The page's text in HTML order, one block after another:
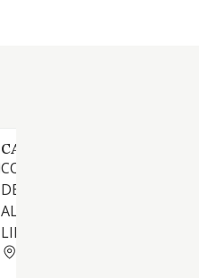
CARMONA ALIMENTACION
COMPRAVENTA Y
DE PRODUCTOS DE
ALIMENTACION, HIGIENE Y
LIMPIEZA.